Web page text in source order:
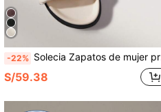
-22% Solecia Zapatos de mujer primavera y verano moda y comodidad albaricoque planos, sandalias de playa para vacaciones
S/59.38